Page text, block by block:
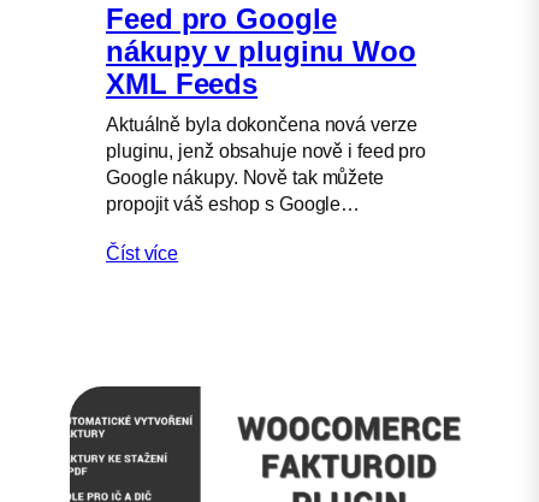
Feed pro Google
nákupy v pluginu Woo
XML Feeds
Aktuálně byla dokončena nová verze
pluginu, jenž obsahuje nově i feed pro
Google nákupy. Nově tak můžete
propojit váš eshop s Google…
Číst více